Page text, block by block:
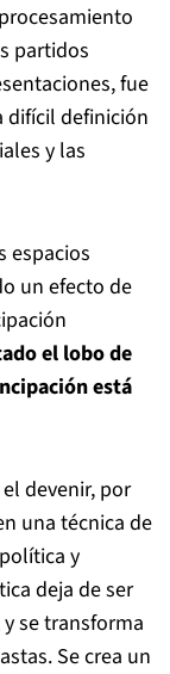
partidos
fue
difícil definición
y las
espacios
un efecto de
el lobo de
está
devenir, por
una técnica de
y
deja de ser
se transforma
Se crea un